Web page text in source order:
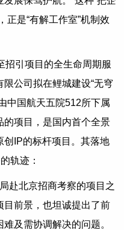
正是“有解工作室”机制效
招引项目的全生命周期服
公司拟在鲤城建设“无穹
中国航天五院512所下属
的项目，是国内首个全景
创IP的标杆项目。其落地
轨迹：
赴北京招商考察的项目之
目前景，也坦诚提出了前
及需协调解决的问题。